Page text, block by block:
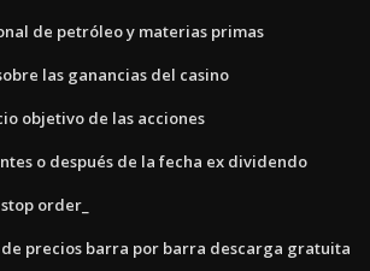
de petróleo y materias primas
las ganancias del casino
objetivo de las acciones
o después de la fecha ex dividendo
order_
precios barra por barra descarga gratuita